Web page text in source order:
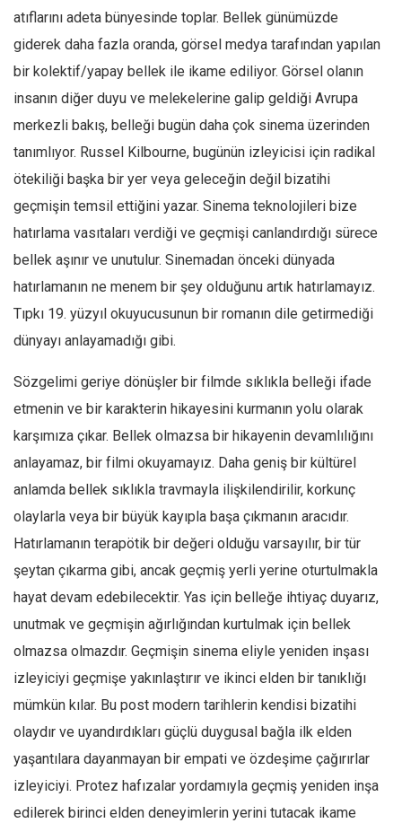
Kemal Özer
Mahmut Toptaş
Yvonne Ridley
Barış Tarımcıoğlu
Ömer Kayani
Yusuf Armağan
Hasanali Yıldırım
Selçuk Türkyılmaz
Abir E. Nahas
Bağdagül Öz
Bu Sayı
Tüm Sayılar
Kategoriler
Kültür Sanat
7 soruda bu hafta
Ekonomi
Spor
Manzara
Sağlık
Gıda-Beslenme
atıflarını adeta bünyesinde toplar. Bellek günümüzde
giderek daha fazla oranda, görsel medya tarafından yapılan
bir kolektif/yapay bellek ile ikame ediliyor. Görsel olanın
insanın diğer duyu ve melekelerine galip geldiği Avrupa
merkezli bakış, belleği bugün daha çok sinema üzerinden
tanımlıyor. Russel Kilbourne, bugünün izleyicisi için radikal
ötekiliği başka bir yer veya geleceğin değil bizatihi
geçmişin temsil ettiğini yazar. Sinema teknolojileri bize
hatırlama vasıtaları verdiği ve geçmişi canlandırdığı sürece
bellek aşınır ve unutulur. Sinemadan önceki dünyada
hatırlamanın ne menem bir şey olduğunu artık hatırlamayız.
Tıpkı 19. yüzyıl okuyucusunun bir romanın dile getirmediği
dünyayı anlayamadığı gibi.
Sözgelimi geriye dönüşler bir filmde sıklıkla belleği ifade
etmenin ve bir karakterin hikayesini kurmanın yolu olarak
karşımıza çıkar. Bellek olmazsa bir hikayenin devamlılığını
anlayamaz, bir filmi okuyamayız. Daha geniş bir kültürel
anlamda bellek sıklıkla travmayla ilişkilendirilir, korkunç
olaylarla veya bir büyük kayıpla başa çıkmanın aracıdır.
Hatırlamanın terapötik bir değeri olduğu varsayılır, bir tür
şeytan çıkarma gibi, ancak geçmiş yerli yerine oturtulmakla
hayat devam edebilecektir. Yas için belleğe ihtiyaç duyarız,
unutmak ve geçmişin ağırlığından kurtulmak için bellek
olmazsa olmazdır. Geçmişin sinema eliyle yeniden inşası
izleyiciyi geçmişe yakınlaştırır ve ikinci elden bir tanıklığı
mümkün kılar. Bu post modern tarihlerin kendisi bizatihi
olaydır ve uyandırdıkları güçlü duygusal bağla ilk elden
yaşantılara dayanmayan bir empati ve özdeşime çağırırlar
izleyiciyi. Protez hafızalar yordamıyla geçmiş yeniden inşa
edilerek birinci elden deneyimlerin yerini tutacak ikame